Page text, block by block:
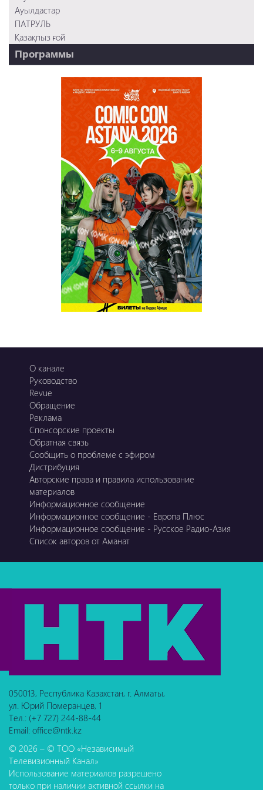
Ауылдастар
ПАТРУЛЬ
Қазақпыз ғой
Программы
Ұ-Night show
О канале
Руководство
Revue
Обращение
Реклама
Спонсорские проекты
Обратная связь
Сообщить о проблеме с эфиром
Дистрибуция
Авторские права и правила использование
материалов
Информационное сообщение
Информационное сообщение - Европа Плюс
Информационное сообщение - Русское Радио-Азия
Список авторов от Аманат
050013, Республика Казахстан, г. Алматы,
ул. Юрий Померанцев, 1
Тел.: (+7 727) 244-88-44
Email: office@ntk.kz
© 2026 – © ТОО «Независимый
Телевизионный Канал»
Использование материалов разрешено
только при наличии активной ссылки на